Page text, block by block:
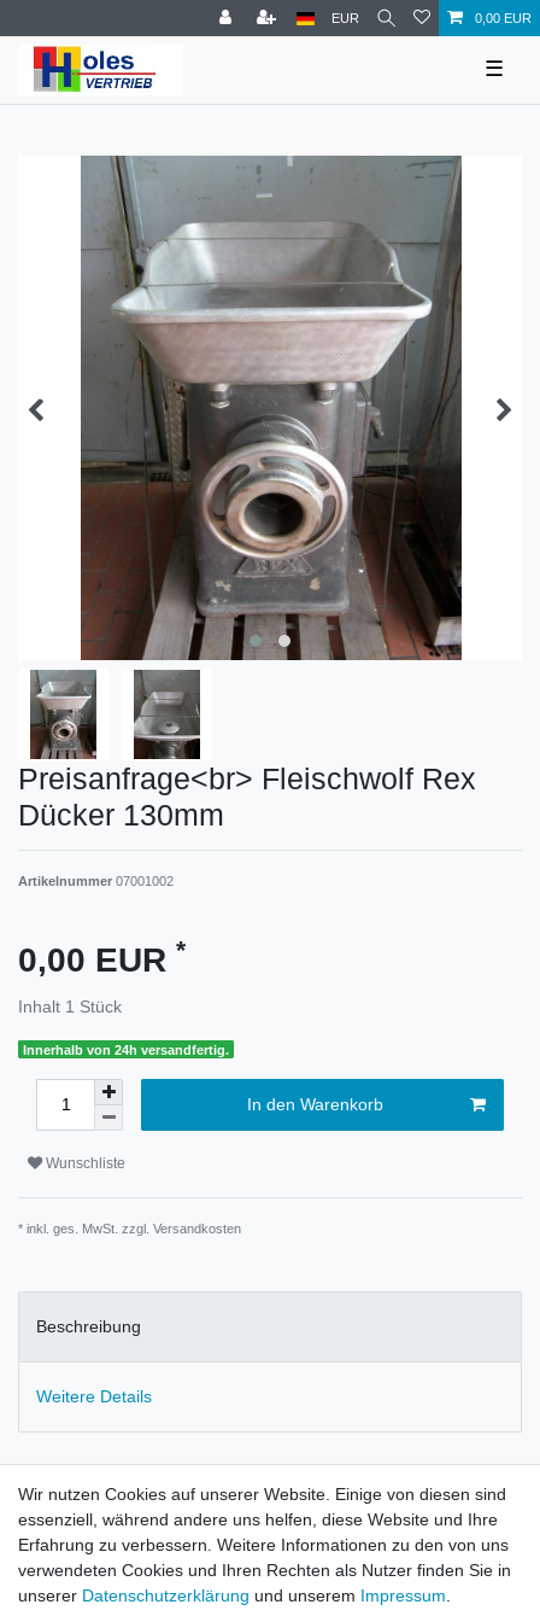
EUR 0,00 EUR
☰
Preisanfrage<br> Fleischwolf Rex
Dücker 130mm
Artikelnummer 07001002
0,00 EUR *
Inhalt 1 Stück
Innerhalb von 24h versandfertig.
In den Warenkorb
Wunschliste
* inkl. ges. MwSt. zzgl. Versandkosten
Beschreibung
Weitere Details
Anfrage für Preisangebot
Wir nutzen Cookies auf unserer Website. Einige von diesen sind
essenziell, während andere uns helfen, diese Website und Ihre
Erfahrung zu verbessern. Weitere Informationen zu den von uns
verwendeten Cookies und Ihren Rechten als Nutzer finden Sie in
unserer Daten­schutz­erklärung und unserem Impressum